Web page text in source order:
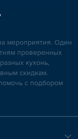
мероприятия. Один
проверенных
кухонь,
скидкам.
с подбором